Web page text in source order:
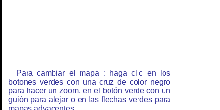
Para cambiar el mapa : haga clic en los
botones verdes con una cruz de color negro
para hacer un zoom, en el botón verde con un
guión para alejar o en las flechas verdes para
mapas adyacentes.